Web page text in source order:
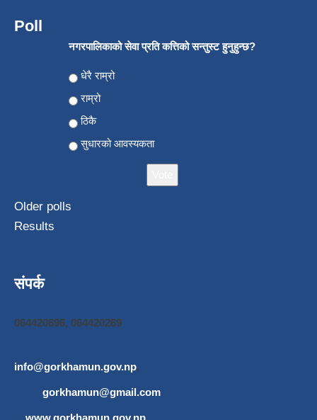
Poll
नगरपालिकाको सेवा प्रति कत्तिको सन्तुस्ट हुनुहुन्छ?
Choices
धेरै राम्रो
राम्रो
ठिकै
सुधारको आवस्यकता
Older polls
Results
संपर्क
064420696, 064420269
info@gorkhamun.gov.np,
gorkhamun@gmail.com